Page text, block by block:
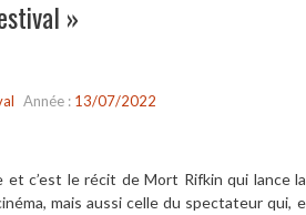
»
Année : 13/07/2022
et c’est le récit de Mort Rifkin qui lance
mais aussi celle du spectateur qui,